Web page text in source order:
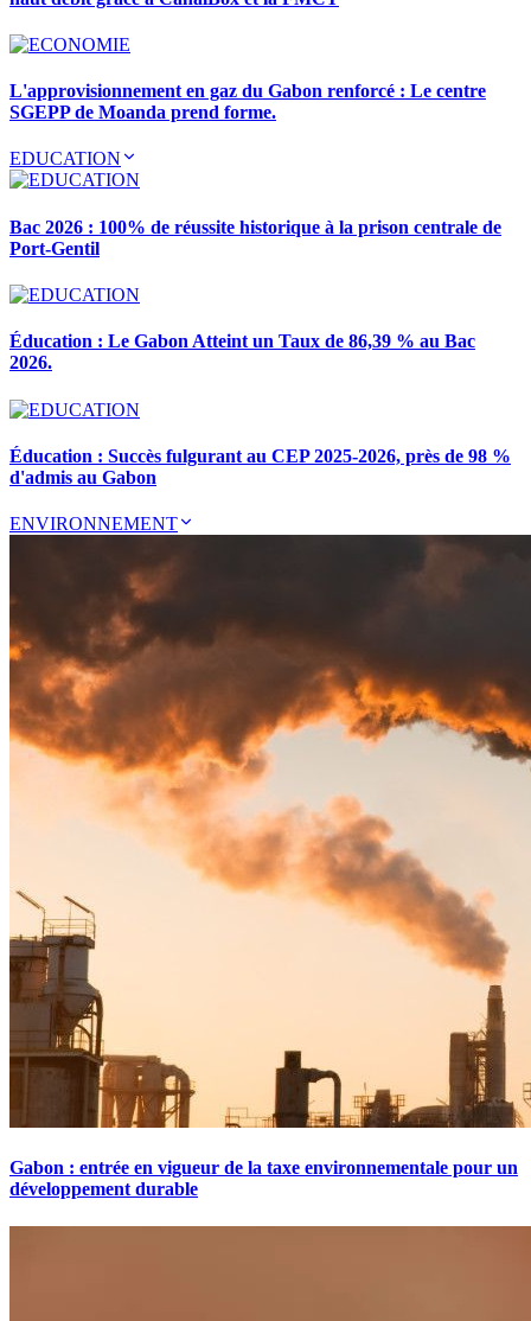
L'approvisionnement en gaz du Gabon renforcé : Le centre
SGEPP de Moanda prend forme.
EDUCATION
Bac 2026 : 100% de réussite historique à la prison centrale de
Port-Gentil
Éducation : Le Gabon Atteint un Taux de 86,39 % au Bac
2026.
Éducation : Succès fulgurant au CEP 2025-2026, près de 98 %
d'admis au Gabon
ENVIRONNEMENT
Gabon : entrée en vigueur de la taxe environnementale pour un
développement durable